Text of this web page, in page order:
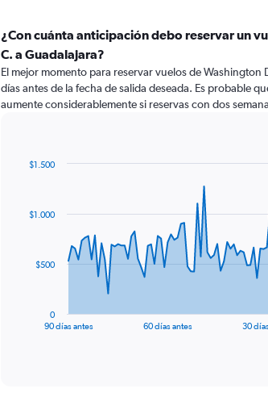
¿Con cuánta anticipación debo reservar un
C. a Guadalajara?
El mejor momento para reservar vuelos de Washington
días antes de la fecha de salida deseada. Es probable
aumente considerablemente si reservas con dos
data
The
90 días antes 60 días antes 30
0
$500
$1.000
$1.500